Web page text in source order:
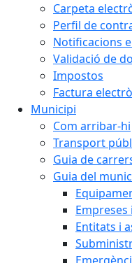
Carpeta
Perfil de
Notificacions
Validació de
Impostos
Factura
Municipi
Com arribar-hi
Transport
Guia de
Guia del
Entitats i